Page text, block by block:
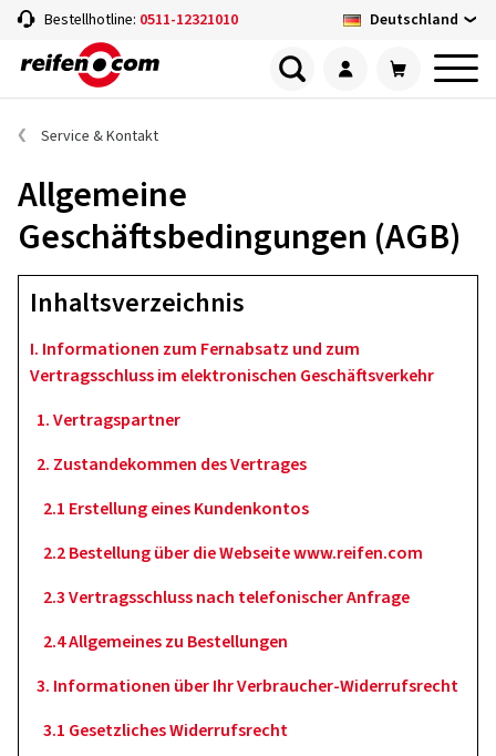
Bestellhotline: 0511-12321010 Deutschland
Service & Kontakt
Allgemeine
Geschäftsbedingungen (AGB)
Inhaltsverzeichnis
I. Informationen zum Fernabsatz und zum
Vertragsschluss im elektronischen Geschäftsverkehr
1. Vertragspartner
2. Zustandekommen des Vertrages
2.1 Erstellung eines Kundenkontos
2.2 Bestellung über die Webseite www.reifen.com
2.3 Vertragsschluss nach telefonischer Anfrage
2.4 Allgemeines zu Bestellungen
3. Informationen über Ihr Verbraucher-Widerrufsrecht
3.1 Gesetzliches Widerrufsrecht